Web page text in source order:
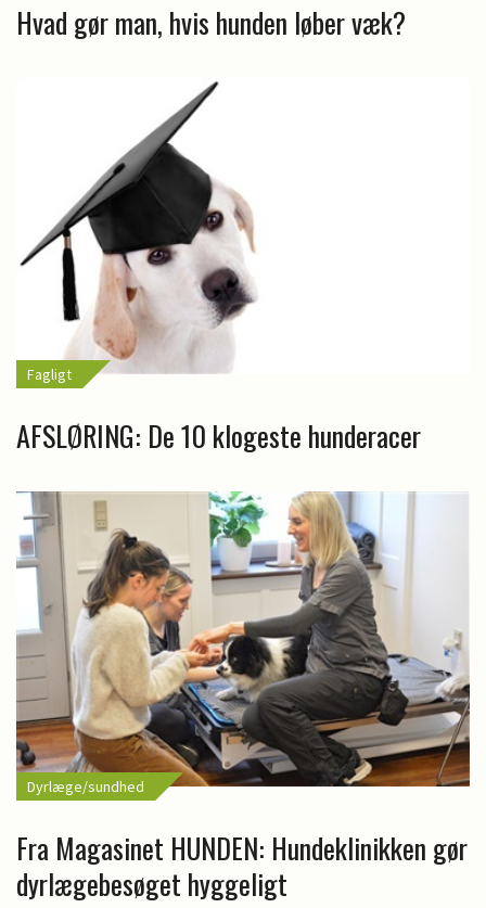
Hvad gør man, hvis hunden løber væk?
Fagligt
AFSLØRING: De 10 klogeste hunderacer
Dyrlæge/sundhed
Fra Magasinet HUNDEN: Hundeklinikken gør
dyrlægebesøget hyggeligt